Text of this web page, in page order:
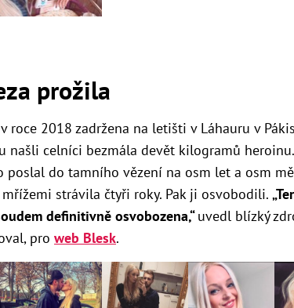
prožila
roce 2018 zadržena na letišti v Láhauru v
našli celníci bezmála devět kilogramů
poslal do tamního vězení na osm let a osm
mřížemi strávila čtyři roky. Pak ji osvobodili.
definitivně osvobozena,“uvedl blízký
pro web Blesk.